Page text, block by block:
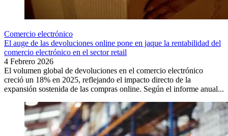
Comercio electrónico
El auge de las devoluciones online pone en jaque la rentabilidad del
comercio electrónico en el sector retail
4 Febrero 2026
El volumen global de devoluciones en el comercio electrónico
creció un 18% en 2025, reflejando el impacto directo de la
expansión sostenida de las compras online. Según el informe anual...